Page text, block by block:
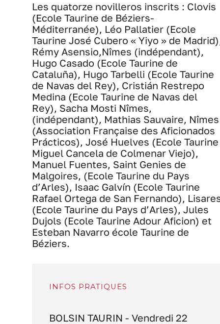
Les quatorze novilleros inscrits : Clovis
(Ecole Taurine de Béziers-
Méditerranée), Léo Pallatier (Ecole
Taurine José Cubero « Yiyo » de
Rémy Asensio,Nîmes (indépendant),
Hugo Casado (Ecole Taurine de
Cataluña), Hugo Tarbelli (Ecole Taurine
de Navas del Rey), Cristián Restrepo
Medina (Ecole Taurine de Navas del
Rey), Sacha Mosti Nîmes,
(indépendant), Mathias Sauvaire, Nîmes
(Association Française des Aficionados
Prácticos), José Huelves (Ecole Taurine
Miguel Cancela de Colmenar Viejo),
Manuel Fuentes, Saint Genies de
Malgoires, (Ecole Taurine du Pays
d’Arles), Isaac Galvín (Ecole Taurine
Rafael Ortega de San Fernando),
(Ecole Taurine du Pays d’Arles), Jules
Dujols (Ecole Taurine Adour Aficion) et
Esteban Navarro école Taurine de
Béziers.
INFOS PRATIQUES
BOLSIN TAURIN - Vendredi 22